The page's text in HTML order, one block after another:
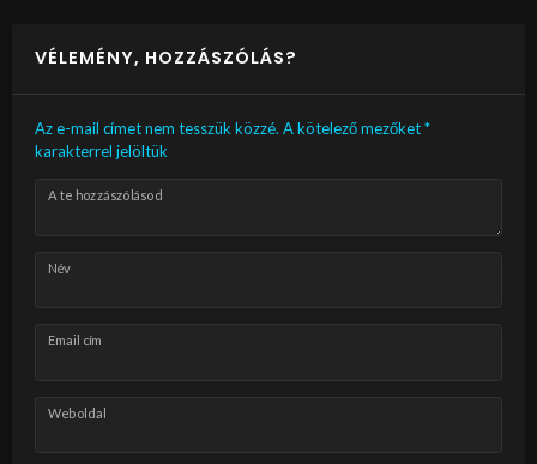
VÉLEMÉNY, HOZZÁSZÓLÁS?
Az e-mail címet nem tesszük közzé. A kötelező mezőket*
karakterrel jelöltük
A te hozzászólásod
Név
Email cím
Weboldal